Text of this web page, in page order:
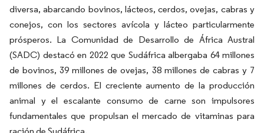
diversa, abarcando bovinos, lácteos, cerdos, ovejas, cabras y
conejos, con los sectores avícola y lácteo particularmente
prósperos. La Comunidad de Desarrollo de África Austral
(SADC) destacó en 2022 que Sudáfrica albergaba 64 millones
de bovinos, 39 millones de ovejas, 38 millones de cabras y 7
millones de cerdos. El creciente aumento de la producción
animal y el escalante consumo de carne son impulsores
fundamentales que propulsan el mercado de vitaminas para